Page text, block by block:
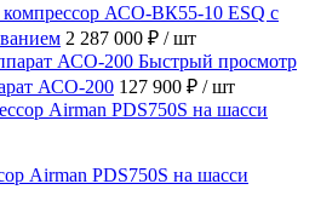
АСО-ВК55-10 ESQ с
2 287 000 ₽ / шт
Быстрый просмотр
АСО-200 127 900 ₽ / шт
Airman PDS750S на шасси